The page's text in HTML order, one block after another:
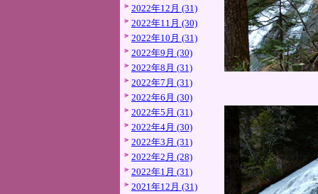
2022年12月 (31)
2022年11月 (30)
2022年10月 (31)
2022年9月 (30)
2022年8月 (31)
2022年7月 (31)
2022年6月 (30)
2022年5月 (31)
2022年4月 (30)
2022年3月 (31)
2022年2月 (28)
2022年1月 (31)
2021年12月 (31)